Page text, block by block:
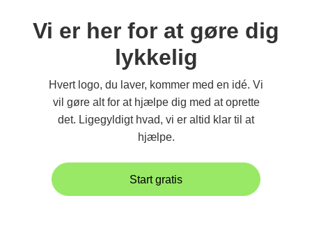
Vi er her for at gøre dig
lykkelig
Hvert logo, du laver, kommer med en idé. Vi
vil gøre alt for at hjælpe dig med at oprette
det. Ligegyldigt hvad, vi er altid klar til at
hjælpe.
Start gratis